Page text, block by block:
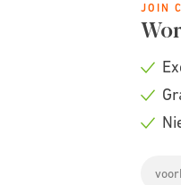
JOIN
Check
Check